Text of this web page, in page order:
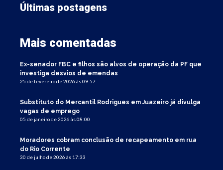
Últimas postagens
Mais comentadas
Ex-senador FBC e filhos são alvos de operação da PF que
investiga desvios de emendas
25 de fevereiro de 2026 às 09:57
Substituto do Mercantil Rodrigues em Juazeiro já divulga
vagas de emprego
05 de janeiro de 2026 às 08:00
Moradores cobram conclusão de recapeamento em rua
do Rio Corrente
30 de julho de 2026 às 17:33